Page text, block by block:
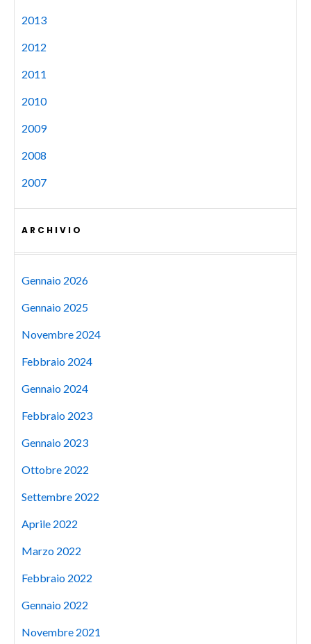
2013
2012
2011
2010
2009
2008
2007
ARCHIVIO
Gennaio 2026
Gennaio 2025
Novembre 2024
Febbraio 2024
Gennaio 2024
Febbraio 2023
Gennaio 2023
Ottobre 2022
Settembre 2022
Aprile 2022
Marzo 2022
Febbraio 2022
Gennaio 2022
Novembre 2021